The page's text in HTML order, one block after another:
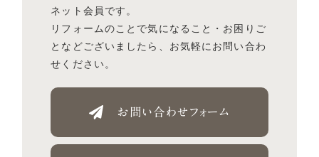
ネット会員です。
リフォームのことで気になること・お困りご
となどございましたら、お気軽にお問い合わ
せください。
お問い合わせフォーム